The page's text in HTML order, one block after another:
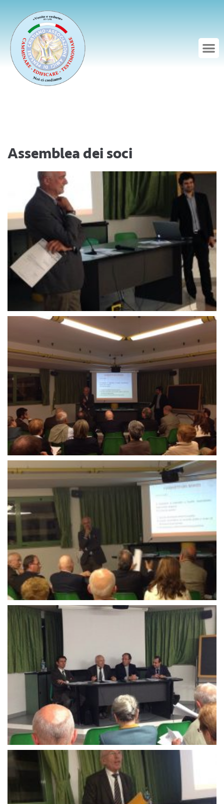
Assemblea dei soci